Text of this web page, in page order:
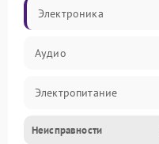
Электроника
Аудио
Электропитание
Интерфейсы
Неисправности